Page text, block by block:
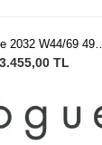
2032 W44/69 49
Güneş Gözlüğü
3.455,00 TL